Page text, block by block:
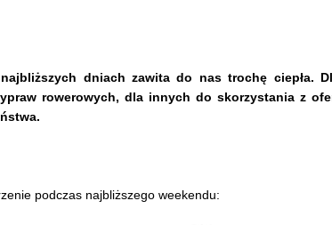
dniach zawita do nas trochę ciepła.
rowerowych, dla innych do skorzystania z
podczas najbliższego weekendu: